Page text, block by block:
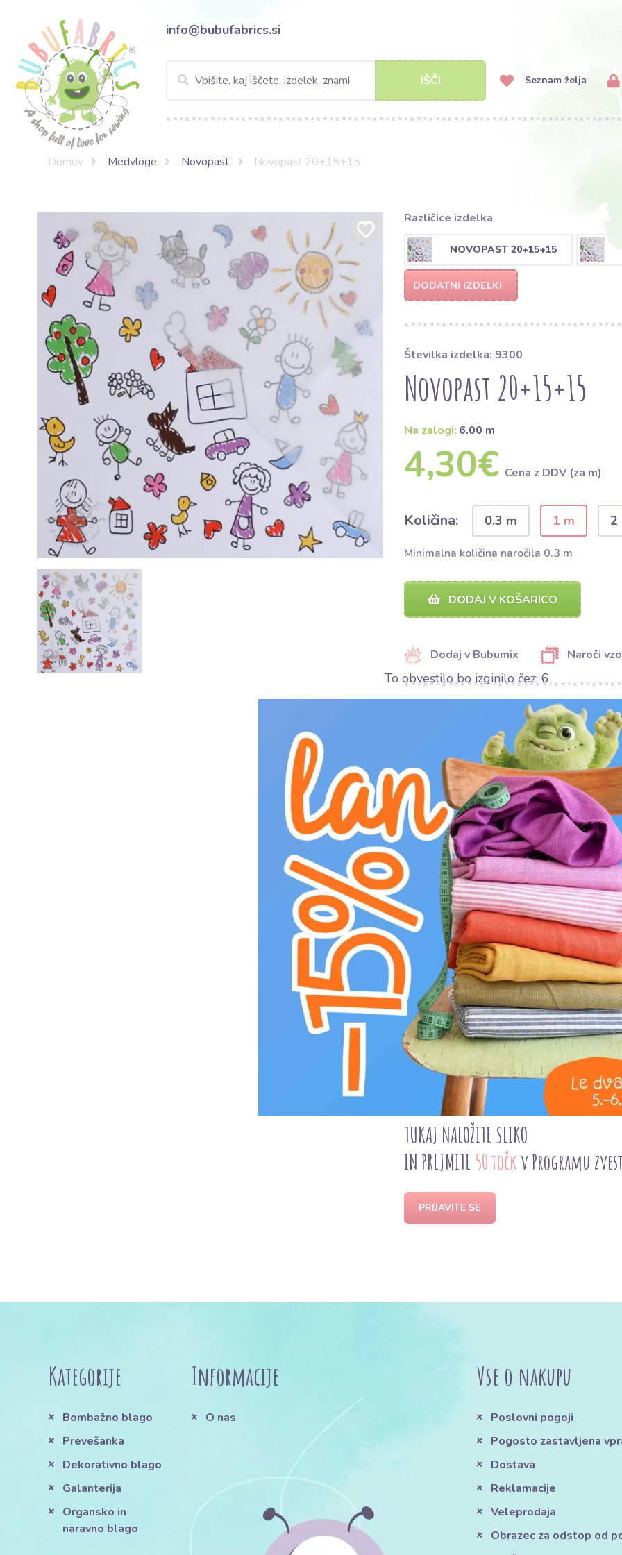
info@bubufabrics.si
IŠČI Seznam želja
Domov Medvloge Novopast Novopast 20+15+15
Različice izdelka
NOVOPAST 20+15+15
DODATNI IZDELKI
Številka izdelka: 9300
Novopast 20+15+15
Na zalogi: 6.00 m
4,30€ Cena z DDV (za m)
Količina: 0.3 m 1 m 2
Minimalna količina naročila 0.3 m
DODAJ V KOŠARICO
Dodaj v Bubumix Naroči
DELI
Kategorija: Medvloge
Proizvajalec: Bubulákovo s.r.o
Sestava: 100%PES
Širina: 90 cm
Tkanina Novopast 20+15+15, izdelana iz
Poliester zagotavlja odpornost proti
funkcionalnost vaših izdelkov. Kljub
se hitro suši, kar poenostavlja njeno
vsestransko uporabna. Idealna je za
ter tudi za šivanje trpežnih torb, oblačil ali
jo delata odlično izbiro za domače
material za svoje projekte.
TUKAJ NALOŽITE SLIKO
IN PREJMITE 50 točkv Programu
PRIJAVITE SE
Kategorije
Bombažno blago
Prevešanka
Dekorativno blago
Galanterija
Organsko in
naravno blago
Informacije
O nas
Vse o nakupu
Poslovni pogoji
Pogosto zastavljena
Dostava
Reklamacije
Veleprodaja
Obrazec za odstop od
To obvestilo bo izginilo čez: 5